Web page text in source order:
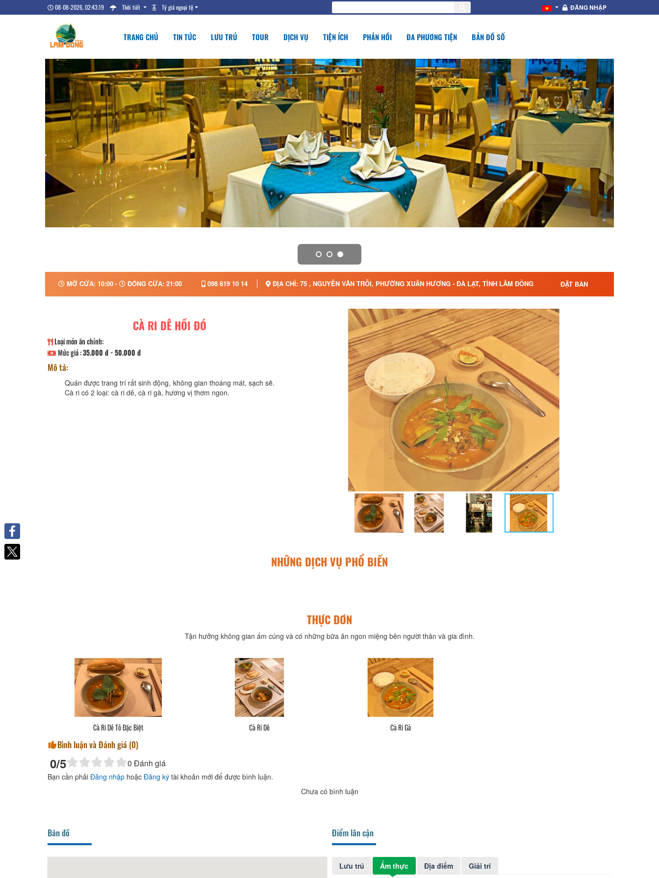
08-08-2026, 02:43:20 Thời tiết Tỷ giá ngoại tệ ĐĂNG NHẬP
TRANG CHỦ TIN TỨC LƯU TRÚ TOUR DỊCH VỤ TIỆN ÍCH PHẢN HỒI ĐA PHƯƠNG TIỆN BẢN ĐỒ SỐ
MỞ CỬA: 10:00 - ĐÓNG CỬA: 21:00 098 619 10 14 ĐỊA CHỈ: 75 , NGUYỄN VĂN TRỖI, PHƯỜNG XUÂN HƯƠNG - ĐÀ LẠT, TỈNH LÂM ĐỒNG ĐẶT BÀN
CÀ RI DÊ HỒI ĐÓ
Loại món ăn chính:
Mức giá :35.000 đ - 50.000 đ
Mô tả:
Quán được trang trí rất sinh động, không gian thoáng mát, sạch sẽ.
Cà ri có 2 loại: cà ri dê, cà ri gà, hương vị thơm ngon.
NHỮNG DỊCH VỤ PHỔ BIẾN
THỰC ĐƠN
Tận hưởng không gian ấm cúng và có những bữa ăn ngon miệng bên người thân và gia đình.
Cà Ri Dê Tô Đặc Biệt Cà Ri Dê Cà Ri Gà
Bình luận và Đánh giá (0)
0/5 0 Đánh giá
Bạn cần phải Đăng nhập hoặc Đăng ký tài khoản mới để được bình luận.
Chưa có bình luận
Bản đồ Điểm lân cận
Lưu trú Ẩm thực Địa điểm Giải trí
Facebook